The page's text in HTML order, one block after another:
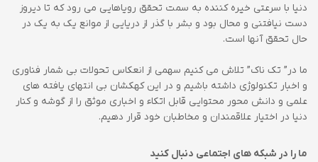
دنیا با سرعتی خیره کننده به سمت تحقق رویاهایی می رود که تا دیروز
دست نیافتنی و محال بود و بشر با گذر از دریایی از موانع یک به یک در
حال تحقق آنها است.
ما در” تک ناک” تلاش می کنیم سهمی از انعکاس تحولات بی شمار فناوری
و اخبار تکنولوژی داشته باشیم و در این کهکشان بی انتهای یافته های
علمی و دانش محور محتوایی قابل اتکاء و اخباری موثق را از گوشه و کنار
دنیا در اختیار علاقمندان و مخاطبان خود قرار دهیم.
ما را در شبکه های اجتماعی دنبال کنید